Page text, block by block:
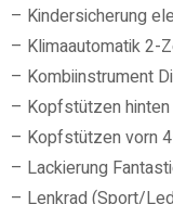
– Kindersicherung
– Klimaautomatik 2-
– Kombiinstrument
– Kopfstützen
– Kopfstützen vorn
– Lackierung
– Lenkrad (Sport/